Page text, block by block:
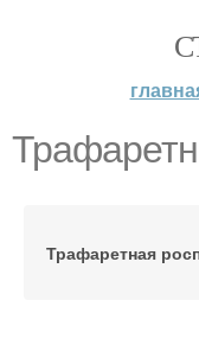
Трафаретная